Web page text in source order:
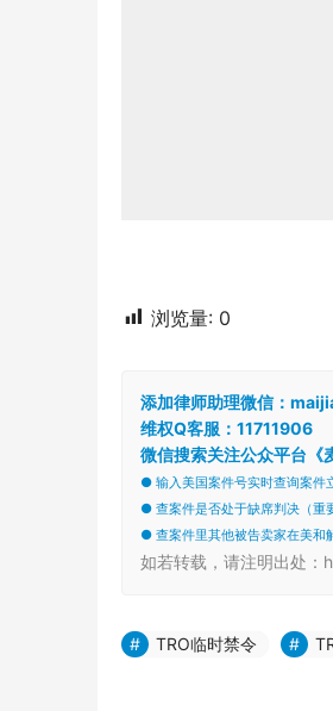
浏览量: 0
添加律师助理微信：
维权Q客服：11711906
微信搜索关注公众平台《
● 输入美国案件号实时查询案件
● 查案件是否处于缺席判决（重
● 查案件里其他被告卖家在美和
如若转载，请注明出处
TRO临时禁令